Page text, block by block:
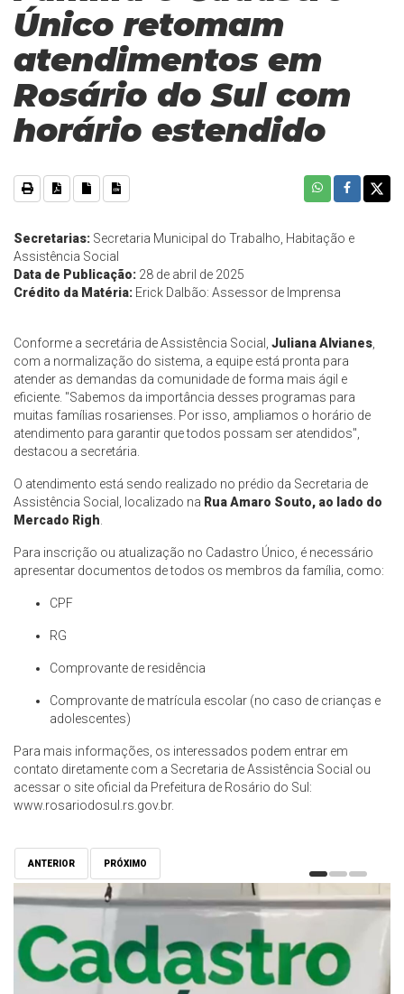
Único retomam
atendimentos em
Rosário do Sul com
horário estendido
Secretarias: Secretaria Municipal do Trabalho, Habitação e
Assistência Social
Data de Publicação: 28 de abril de 2025
Crédito da Matéria: Erick Dalbão: Assessor de Imprensa
Conforme a secretária de Assistência Social, Juliana Alvianes
com a normalização do sistema, a equipe está pronta para
atender as demandas da comunidade de forma mais ágil e
eficiente. "Sabemos da importância desses programas para
muitas famílias rosarienses. Por isso, ampliamos o horário de
atendimento para garantir que todos possam ser atendidos",
destacou a secretária.
O atendimento está sendo realizado no prédio da Secretaria de
Assistência Social, localizado na Rua Amaro Souto, ao lado do
Mercado Righ
Para inscrição ou atualização no Cadastro Único, é necessário
apresentar documentos de todos os membros da família, como:
CPF
RG
Comprovante de residência
Comprovante de matrícula escolar (no caso de crianças e
adolescentes)
Para mais informações, os interessados podem entrar em
contato diretamente com a Secretaria de Assistência Social ou
acessar o site oficial da Prefeitura de Rosário do Sul:
www.rosariodosul.rs.gov.br.
ANTERIOR PRÓXIMO